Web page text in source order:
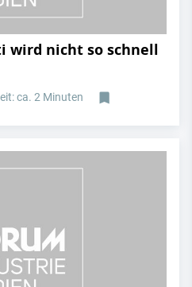
wird nicht so schnell
ca. 2 Minuten